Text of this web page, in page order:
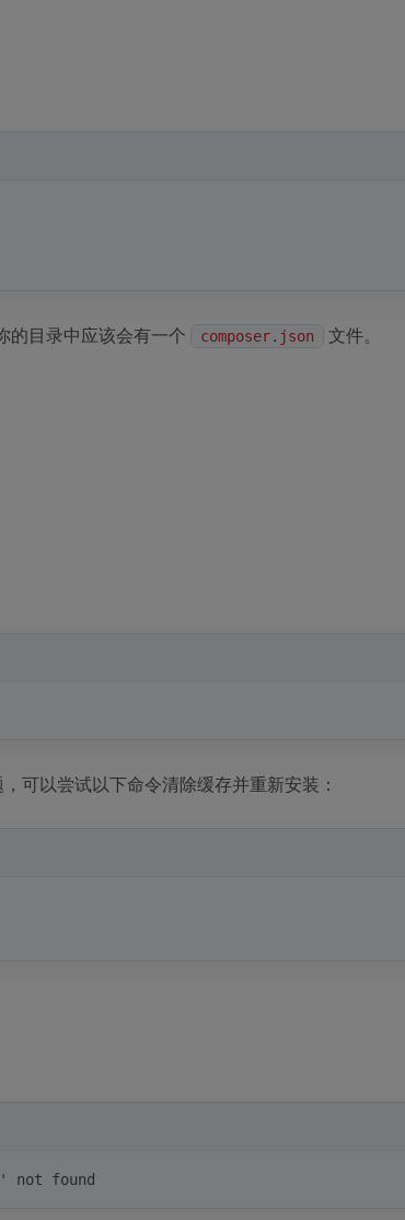
的目录中应该会有一个 composer.json 文件。
可以尝试以下命令清除缓存并重新安装：
not found